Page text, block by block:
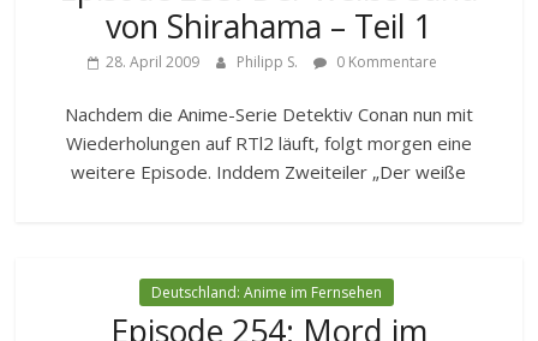
von Shirahama – Teil 1
28. April 2009 Philipp S. 0 Kommentare
Nachdem die Anime-Serie Detektiv Conan nun mit
Wiederholungen auf RTl2 läuft, folgt morgen eine
weitere Episode. Inddem Zweiteiler „Der weiße
Deutschland: Anime im Fernsehen
Episode 254: Mord im